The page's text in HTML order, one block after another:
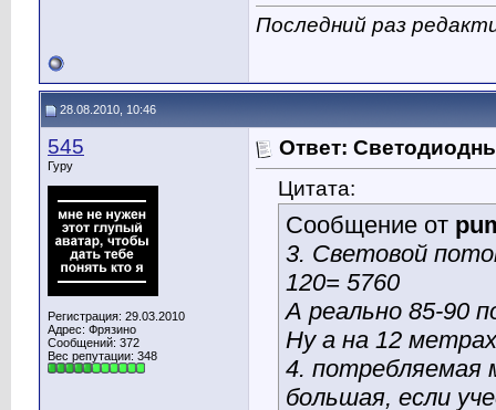
Последний раз
28.08.2010, 10:46
545
Гуру
Регистрация: 29.03.2010
Адрес: Фрязино
Сообщений: 372
Вес репутации: 348
Ответ:
Цитата:
Сообщение от
3. Световой
120= 5760
А реально 85-90
Ну а на 12
4. потребляемая
большая, если